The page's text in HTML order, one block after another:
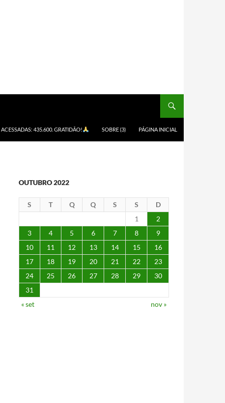
435.600. GRATIDÃO! SOBRE (3) PÁGINA INICIAL
OUTUBRO 2022
S T Q Q S S
D
1
2
3
4 5 6 7 8
9
10
11 12 13 14 15
16
17
18 19 20 21 22
23
24
25 26 27 28 29
30
31
« set
nov »